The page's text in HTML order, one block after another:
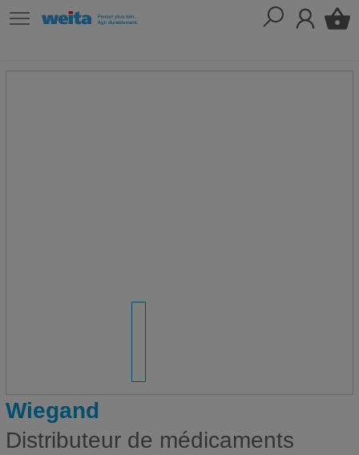
Wiegand
Distributeur de médicaments